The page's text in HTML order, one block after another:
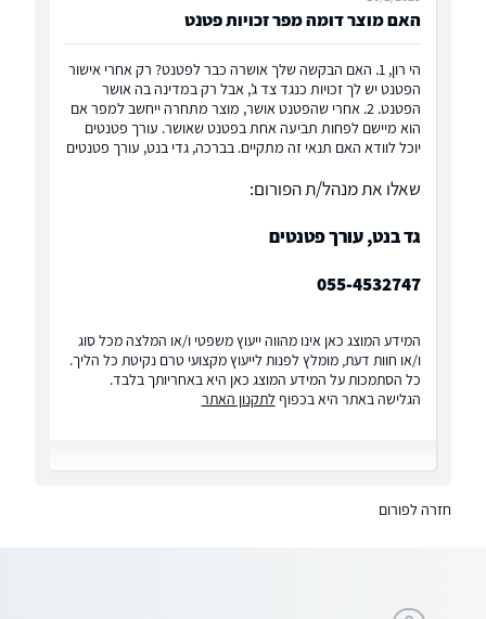
האם מוצר דומה מפר זכויות פטנט
הי רון, 1. האם הבקשה שלך אושרה כבר לפטנט? רק אחרי אישור
הפטנט יש לך זכויות כנגד צד ג', אבל רק במדינה בה אושר
הפטנט. 2. אחרי שהפטנט אושר, מוצר מתחרה ייחשב למפר אם
הוא מיישם לפחות תביעה אחת בפטנט שאושר. עורך פטנטים
יוכל לוודא האם תנאי זה מתקיים. בברכה, גדי בנט, עורך פטנטים
שאלו את מנהל/ת הפורום:
גד בנט, עורך פטנטים
055-4532747
המידע המוצג כאן אינו מהווה ייעוץ משפטי ו/או המלצה מכל סוג
ו/או חוות דעת, מומלץ לפנות לייעוץ מקצועי טרם נקיטת כל הליך.
כל הסתמכות על המידע המוצג כאן היא באחריותך בלבד.
הגלישה באתר היא בכפוף לתקנון האתר
חזרה לפורום